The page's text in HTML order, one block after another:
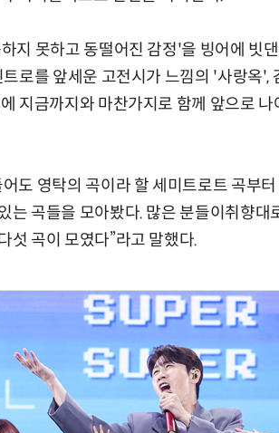
지 못하고 동떨어진 감정'을 빙어에 빗
트로를 앞세운 고전시가 느낌의 '사랑옥
지금까지와 마찬가지로 함께 앞으로
도 영탁의 곡이라 할 세미트로트 곡부
는 곡들을 모아봤다. 많은 분들이취향
섯 곡이 모였다”라고 말했다.